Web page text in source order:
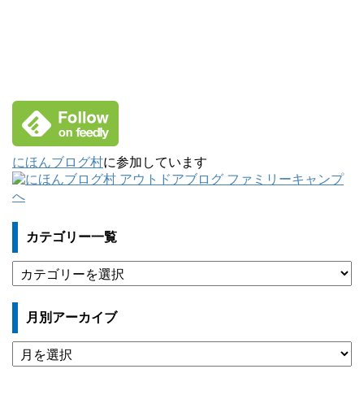
にほんブログ村に参加しています
カテゴリー一覧
テ
ゴ
ー
一
覧
月別アーカイブ
月
別